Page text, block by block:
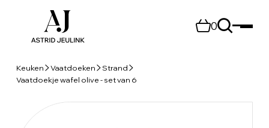
0
Keuken Vaatdoeken
Strand
Vaatdoekje wafel olive - set van 6